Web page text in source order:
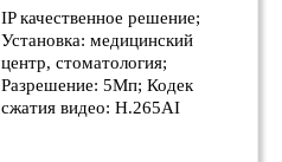
IP качественное решение;
Установка: медицинский
центр, стоматология;
Разрешение: 5Мп; Кодек
сжатия видео: H.265AI